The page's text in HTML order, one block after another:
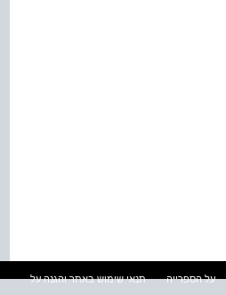
על הספרייה
תנאי שימוש באתר והגנה על